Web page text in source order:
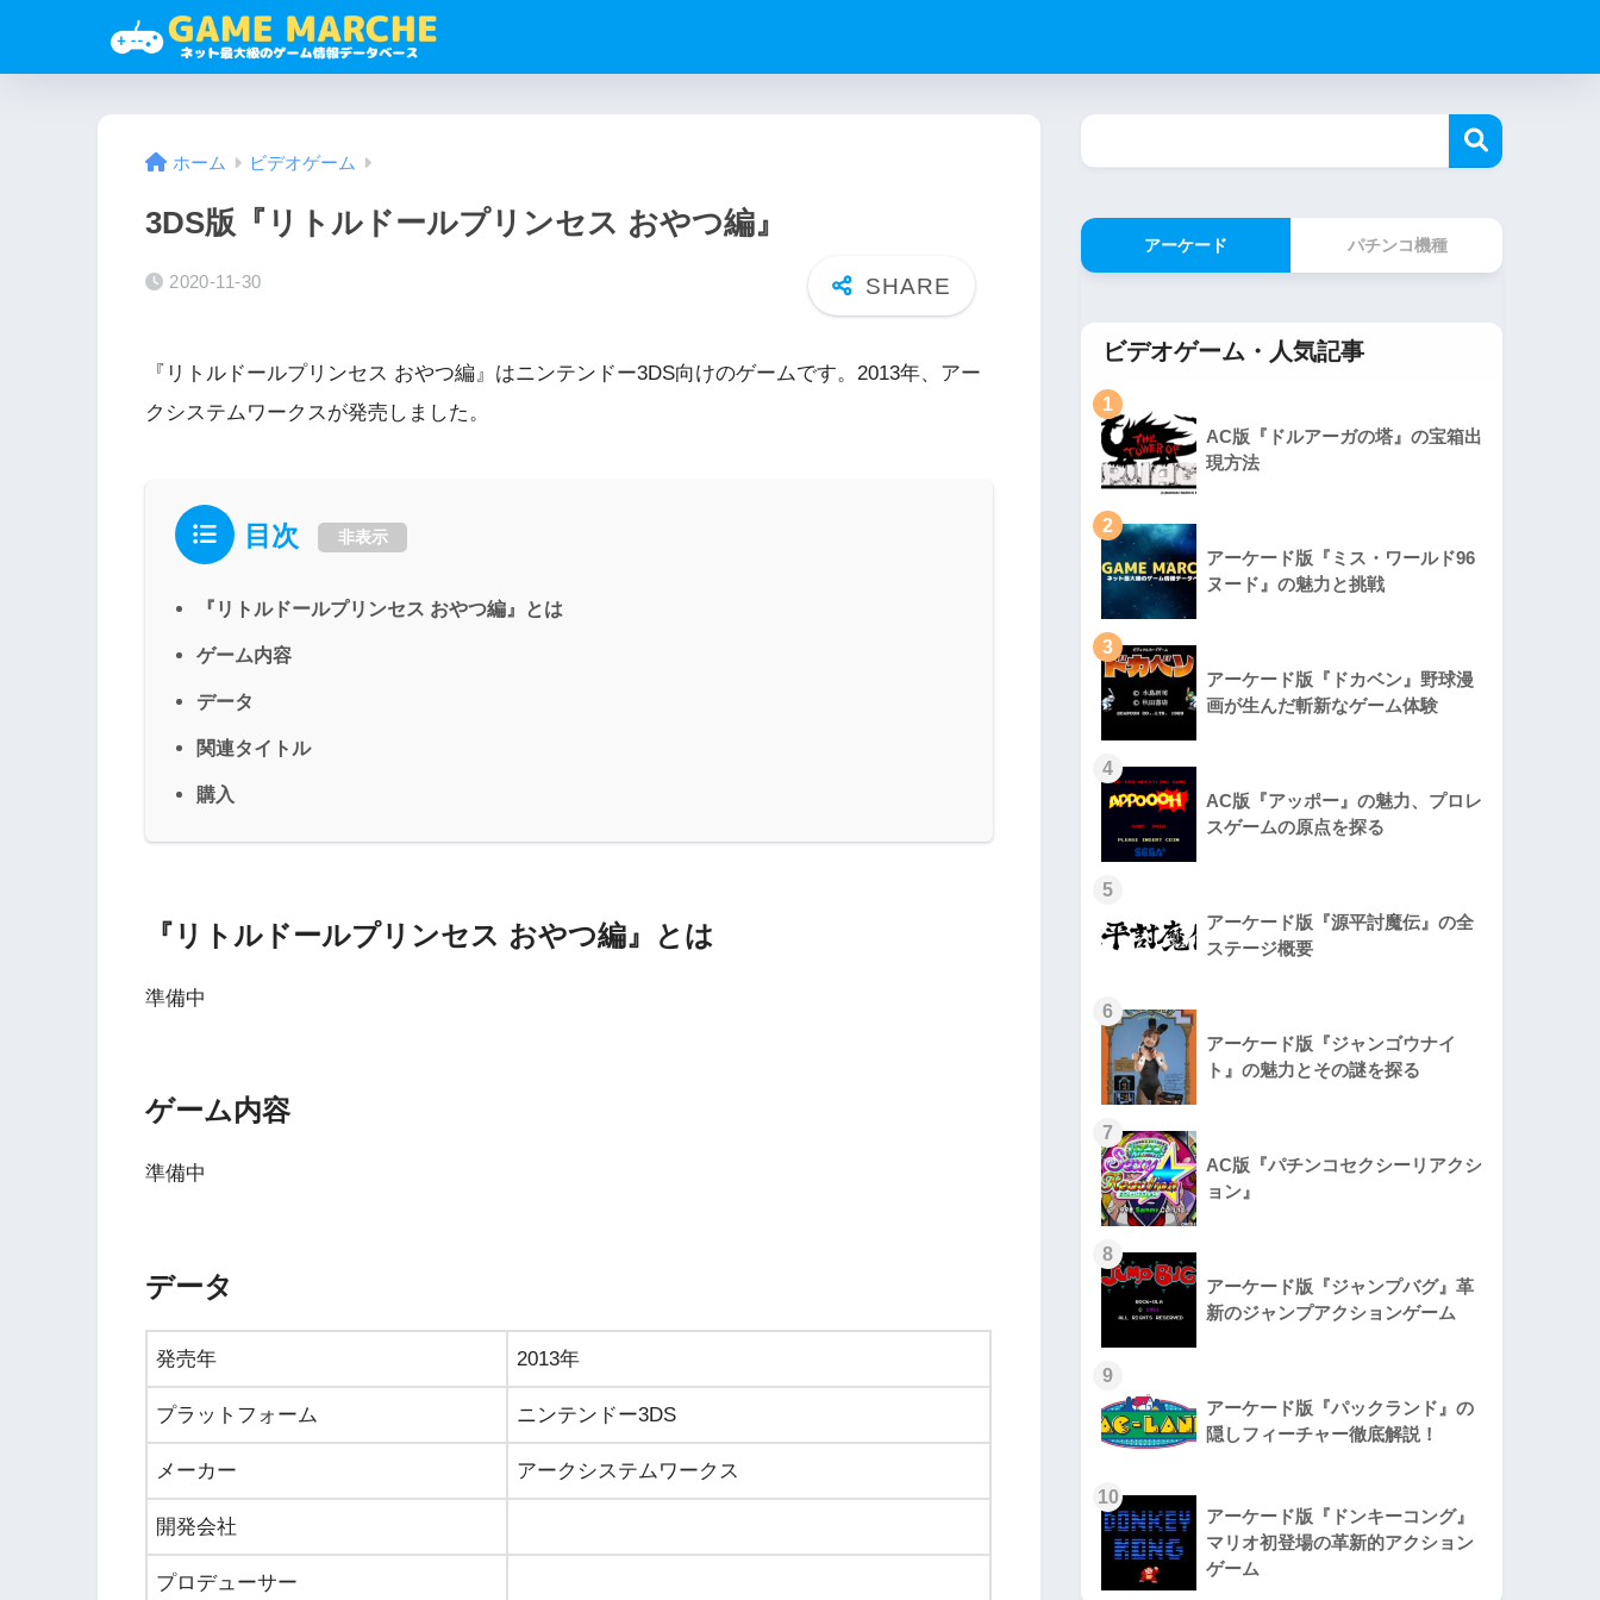
ホーム ビデオゲーム
3DS版『リトルドールプリンセス おやつ編』
2020-11-30
『リトルドールプリンセス おやつ編』はニンテンドー3DS向けのゲームです。2013年、アー
クシステムワークスが発売しました。
目次 非表示
『リトルドールプリンセス おやつ編』とは
ゲーム内容
データ
関連タイトル
購入
『リトルドールプリンセス おやつ編』とは
準備中
ゲーム内容
準備中
データ
発売年 2013年
プラットフォーム ニンテンドー3DS
メーカー アークシステムワークス
開発会社
プロデューサー
アーケード パチンコ機種
ビデオゲーム・人気記事
1
AC版『ドルアーガの塔』の宝箱出
現方法
2
アーケード版『ミス・ワールド96
ヌード』の魅力と挑戦
3
アーケード版『ドカベン』野球漫
画が生んだ斬新なゲーム体験
4
AC版『アッポー』の魅力、プロレ
スゲームの原点を探る
5
アーケード版『源平討魔伝』の全
ステージ概要
6
アーケード版『ジャンゴウナイ
ト』の魅力とその謎を探る
7
AC版『パチンコセクシーリアクシ
ョン』
8
アーケード版『ジャンプバグ』革
新のジャンプアクションゲーム
9
アーケード版『パックランド』の
隠しフィーチャー徹底解説！
10
アーケード版『ドンキーコング』
マリオ初登場の革新的アクション
ゲーム